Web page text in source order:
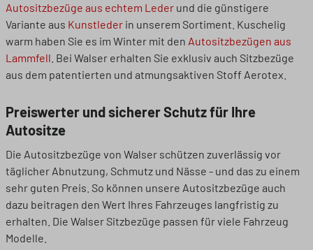
Autositzbezüge aus echtem Leder und die günstigere
Variante aus Kunstleder in unserem Sortiment. Kuschelig
warm haben Sie es im Winter mit den Autositzbezügen aus
Lammfell . Bei Walser erhalten Sie exklusiv auch Sitzbezüge
aus dem patentierten und atmungsaktiven Stoff Aerotex.
Preiswerter und sicherer Schutz für Ihre
Autositze
Die Autositzbezüge von Walser schützen zuverlässig vor
täglicher Abnutzung, Schmutz und Nässe - und das zu einem
sehr guten Preis. So können unsere Autositzbezüge auch
dazu beitragen den Wert Ihres Fahrzeuges langfristig zu
erhalten. Die Walser Sitzbezüge passen für viele Fahrzeug
Modelle.